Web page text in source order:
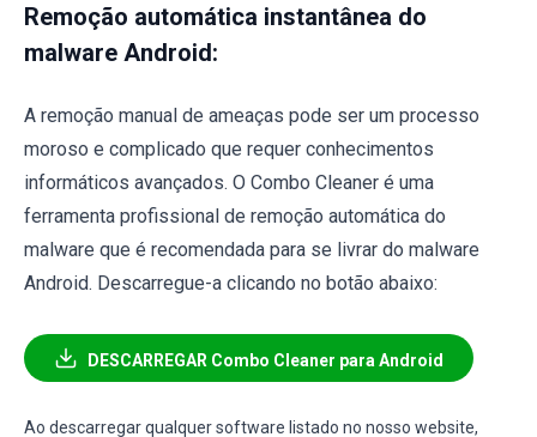
Remoção automática instantânea do
malware Android:
A remoção manual de ameaças pode ser um processo
moroso e complicado que requer conhecimentos
informáticos avançados. O Combo Cleaner é uma
ferramenta profissional de remoção automática do
malware que é recomendada para se livrar do malware
Android. Descarregue-a clicando no botão abaixo:
DESCARREGAR Combo Cleaner para Android
Ao descarregar qualquer software listado no nosso website,